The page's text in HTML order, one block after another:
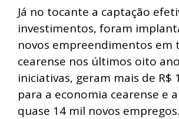
Já no tocante a captação
investimentos, foram
novos empreendimentos
cearense nos últimos oito
iniciativas, geram mais de R$
para a economia cearense e
quase 14 mil novos empregos.